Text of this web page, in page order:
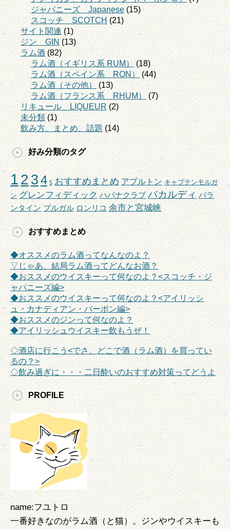
ジャパニーズ Japanese (15)
スコッチ SCOTCH (21)
サイト関連 (1)
ジン GIN (13)
ラム酒 (82)
ラム酒（イギリス系 RUM）
(18)
ラム酒（スペイン系 RON）
(44)
ラム酒（その他）
(13)
ラム酒（フランス系 RHUM）
(7)
リキュール LIQUEUR (2)
未分類 (1)
飲み方、まとめ、話題 (14)
好み分類のタグ
12 34 5 おすすめまとめ アプルトン キャプテンモルガ
ン グレンフィディック ハバナクラブ バカルディ バラ
ンタイン ブルガル ロンリコ 余市と宮城峡
おすすめまとめ
◆オススメのラム酒ってなんなのよ？
▽じゃあ、結局ラム酒ってどんなお酒？
◆おススメのウイスキーって何なのよ？<スコッチ・ジ
ャパニーズ編>
◆おススメのウイスキーって何なのよ？<アイリッシ
ュ・カナディアン・バーボン編>
◆おススメのジンって何なのよ？
◆アイリッシュウイスキー飲もうぜ！
◇酒店に行こう<でさ、どこで酒（ラム酒）を買ってい
るの？>
◇飲み過ぎに・・・二日酔いのおすすめ対策ってどうよ
PROFILE
name:フユトロ
一番好きなのがラム酒（と猫）。ジンやウイスキーも